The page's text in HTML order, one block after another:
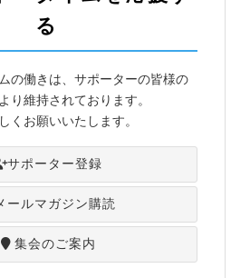
る
の働きは、サポーターの皆様の
り維持されております。
くお願いいたします。
サポーター登録
ールマガジン購読
集会のご案内